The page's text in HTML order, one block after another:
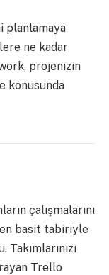
planlamaya
ne kadar
projenizin
konusunda
çalışmalarını
basit tabiriyle
Trello